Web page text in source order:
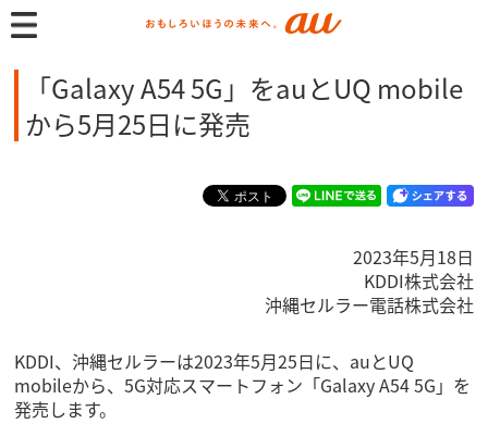
「Galaxy A54 5G」をauとUQ mobile
から5月25日に発売
2023年5月18日
KDDI株式会社
沖縄セルラー電話株式会社
KDDI、沖縄セルラーは2023年5月25日に、auとUQ
mobileから、5G対応スマートフォン「Galaxy A54 5G」を
発売します。